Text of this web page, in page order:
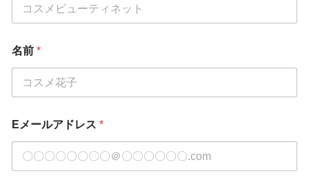
名前 *
Eメールアドレス *